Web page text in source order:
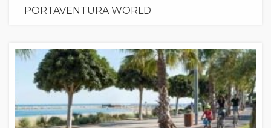
PORTAVENTURA WORLD